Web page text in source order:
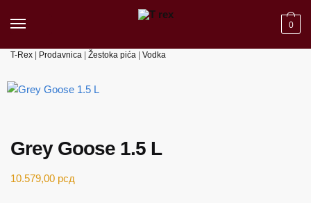
0
T-Rex Prodavnica Žestoka pića Vodka
Grey Goose 1.5 L
10.579,00 рсд